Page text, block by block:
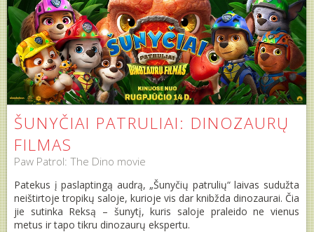
ŠUNYČIAI PATRULIAI: DINOZAURŲ
FILMAS
Paw Patrol: The Dino movie
Patekus į paslaptingą audrą, „Šunyčių patrulių“ laivas sudužta
neištirtoje tropikų saloje, kurioje vis dar knibžda dinozaurai. Čia
jie sutinka Reksą – šunytį, kuris saloje praleido ne vienus
metus ir tapo tikru dinozaurų ekspertu.